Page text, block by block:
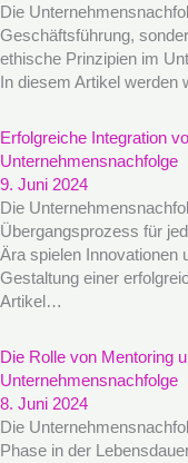
Die
Geschäftsführung,
ethische Prinzipien im
In diesem Artikel
Erfolgreiche Integration
Unternehmensnachfolge
9. Juni 2024
Die
Übergangsprozess für
Ära spielen Innovationen
Gestaltung einer
Artikel…
Die Rolle von Mentoring
Unternehmensnachfolge
8. Juni 2024
Die
Phase in der